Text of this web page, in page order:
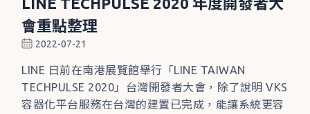
會重點整理
2022-07-21
LINE 日前在南港展覽館舉行「LINE TAIWAN
TECHPULSE 2020」台灣開發者大會，除了說明 VKS
容器化平台服務在台灣的建置已完成，能讓系統更容